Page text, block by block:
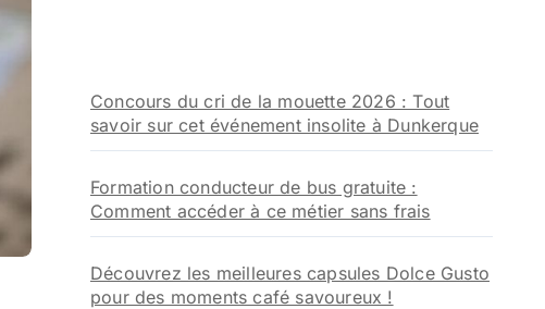
Concours du cri de la mouette 2026 : Tout
savoir sur cet événement insolite à Dunkerque
Formation conducteur de bus gratuite :
Comment accéder à ce métier sans frais
Découvrez les meilleures capsules Dolce Gusto
pour des moments café savoureux !